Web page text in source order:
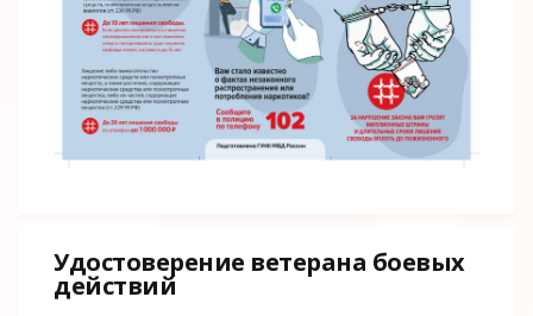
Удостоверение ветерана боевых
действий